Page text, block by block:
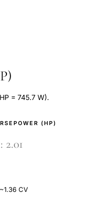
= 745.7 W).
(HP)
CV